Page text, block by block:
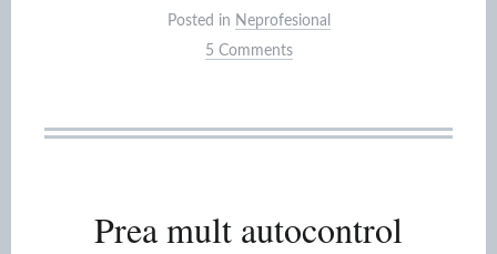
Posted in Neprofesional
5 Comments
Prea mult autocontrol